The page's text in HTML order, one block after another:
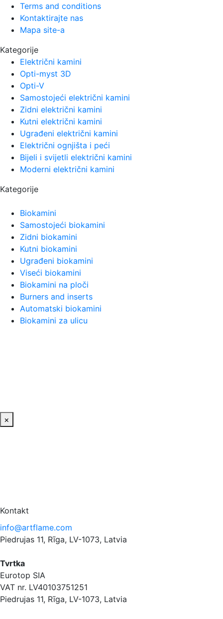
Terms and conditions
Kontaktirajte nas
Mapa site-a
Kategorije
Električni kamini
Opti-myst 3D
Opti-V
Samostojeći električni kamini
Zidni električni kamini
Kutni električni kamini
Ugrađeni električni kamini
Električni ognjišta i peći
Bijeli i svijetli električni kamini
Moderni električni kamini
Kategorije
Biokamini
Samostojeći biokamini
Zidni biokamini
Kutni biokamini
Ugrađeni biokamini
Viseći biokamini
Biokamini na ploči
Burners and inserts
Automatski biokamini
Biokamini za ulicu
×
Kontakt
info@artflame.com
Piedrujas 11, Rīga, LV-1073, Latvia
Tvrtka
Eurotop SIA
VAT nr. LV40103751251
Piedrujas 11, Rīga, LV-1073, Latvia